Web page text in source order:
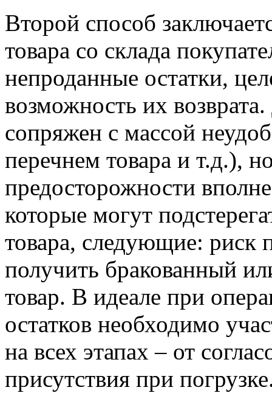
Второй способ
товара со склада
непроданные остатки,
возможность их
сопряжен с массой
перечнем товара и т.д.),
предосторожности
которые могут
товара, следующие: риск
получить бракованный
товар. В идеале при
остатков необходимо
на всех этапах – от
присутствия при